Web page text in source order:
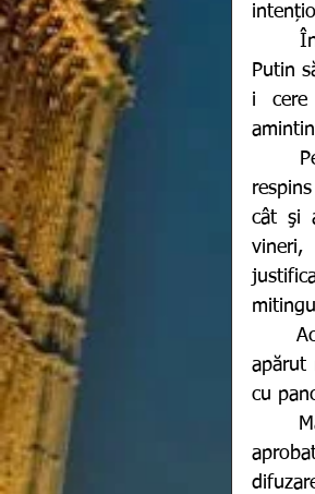
Putin
i cere
cât şi
vineri,
apărut
cu